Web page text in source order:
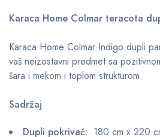
Karaca Home Colmar teracota
Karaca Home Colmar Indigo dupli
vaš neizostavni predmet sa
šara i mekom i toplom strukturom.
Sadržaj
Dupli pokrivač: 180 cm x 220